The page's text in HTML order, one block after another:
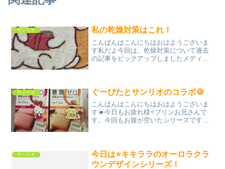
サンリオ 私の乾燥対策はこれ！
こんばんはこんにちはおはようございま
す私だよ今回は、乾燥対策について過去
の記事をピックアップしましたメディカ
１）乾燥する方におすすめ...
サンリオ ぐーぴたとサンリオのコラボ🍪
こんばんはこんにちはおはようございま
す☀今日もお疲れ様⭐️プリンお兄さんで
す。今回もお腹が空いたシリーズです。
サンリオの人気上位キャ...
サンリオ
今日は⭐️キキララのオーロラクラ
ウンデザインシリーズ！